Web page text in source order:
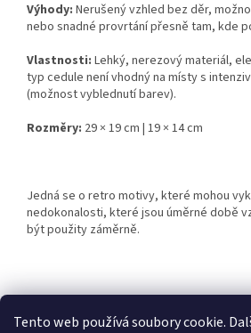
Tento web používá soubory cookie.
Výhody: Nerušený vzhled bez děr,
nebo snadné provrtání přesně tam, kde
Vlastnosti: Lehký, nerezový materiál,
typ cedule není vhodný na místy s
(možnost vyblednutí barev).
Rozměry: 29 × 19 cm | 19 × 14 cm
Jedná se o retro motivy, které mohou
nedokonalosti, které jsou úměrné době
být použity záměrně.
Z
Retro-Darky.cz